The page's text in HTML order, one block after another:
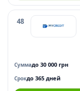
48
Суммадо 30 000 грн
Срокдо 365 дней